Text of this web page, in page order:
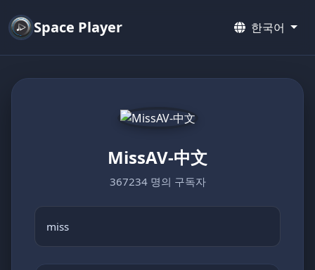
Space Player 한국어
MissAV-中文
367234 명의 구독자
miss